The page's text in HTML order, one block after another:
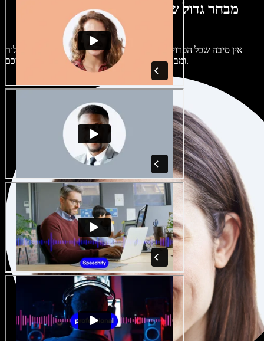
מבחר גדול של קולות נשים וגברים במגוון
מבטאים
אין סיבה שכל הפרויקטים יישמעו אותו דבר. בחרו מתוך מאות קולות
ומבטאים של בינה מלאכותית והתאימו אותם אליכם.